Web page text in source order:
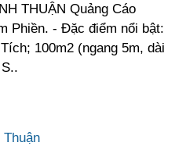
THUẬN Quảng Cáo
Phiền. - Đặc điểm nổi bật:
100m2 (ngang 5m, dài
Thuận